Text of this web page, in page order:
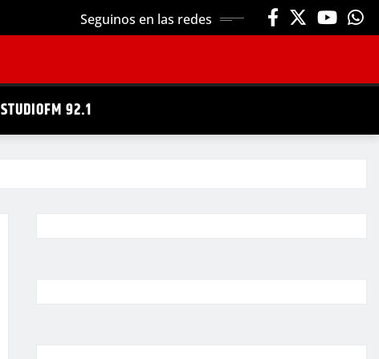
Seguinos en las redes
STUDIOFM 92.1